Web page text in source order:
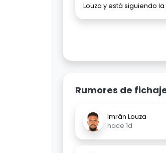
Louza y está siguiendo
Rumores de
Imrân Louza
hace 1d